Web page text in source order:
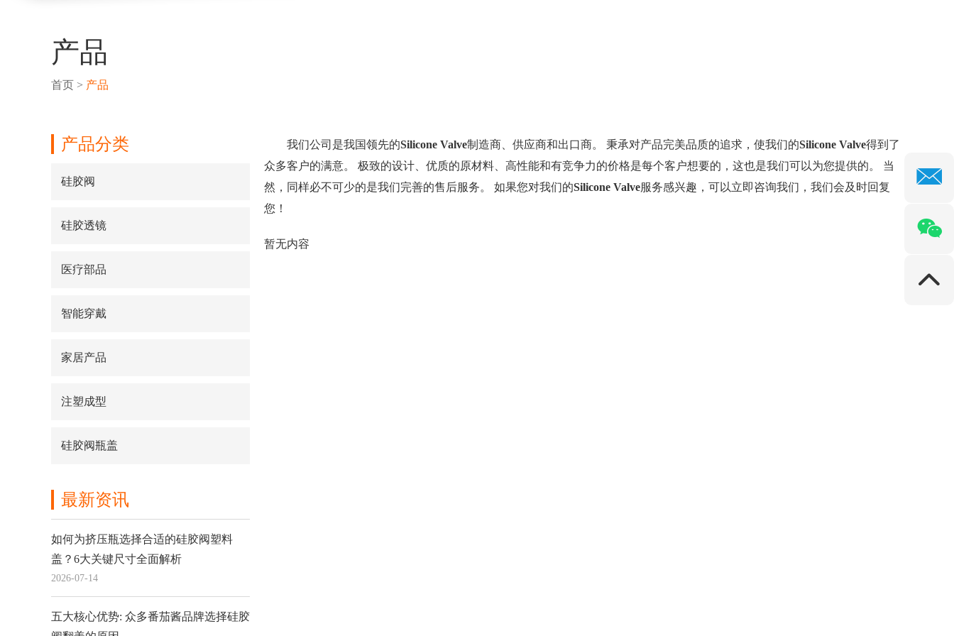
产品
首页 > 产品
我们公司是我国领先的Silicone Valve制造商、供应商和出口商。 秉承对产品完美品质的追求，使我们的Silicone Valve得到了
众多客户的满意。 极致的设计、优质的原材料、高性能和有竞争力的价格是每个客户想要的，这也是我们可以为您提供的。 当
然，同样必不可少的是我们完善的售后服务。 如果您对我们的Silicone Valve服务感兴趣，可以立即咨询我们，我们会及时回复
您！
暂无内容
产品分类
硅胶阀
硅胶透镜
医疗部品
智能穿戴
家居产品
注塑成型
硅胶阀瓶盖
最新资讯
如何为挤压瓶选择合适的硅胶阀塑料
盖？6大关键尺寸全面解析
2026-07-14
五大核心优势: 众多番茄酱品牌选择硅胶